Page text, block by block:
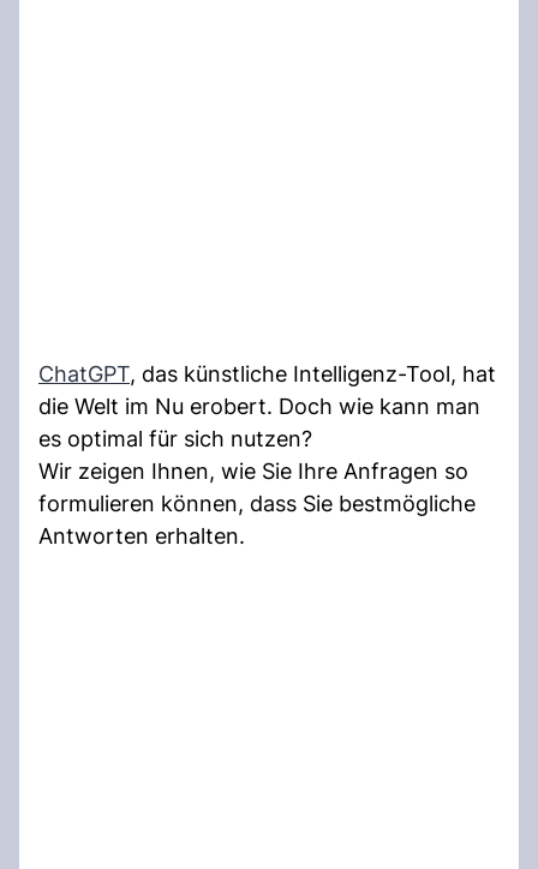
ChatGPT, das künstliche Intelligenz-Tool, hat
die Welt im Nu erobert. Doch wie kann man
es optimal für sich nutzen?
Wir zeigen Ihnen, wie Sie Ihre Anfragen so
formulieren können, dass Sie bestmögliche
Antworten erhalten.